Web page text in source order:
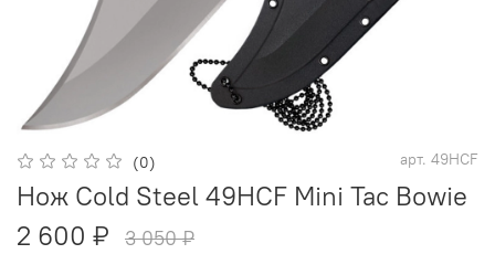
(0) арт. 49HCF
Нож Cold Steel 49HCF Mini Tac Bowie
2 600 ₽
3 050 ₽